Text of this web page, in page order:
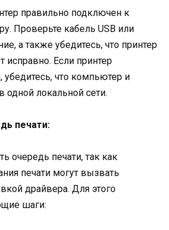
правильно подключен к
Проверьте кабель USB или
а также убедитесь, что принтер
исправно. Если принтер
убедитесь, что компьютер и
одной локальной сети.
печати:
очередь печати, так как
печати могут вызвать
драйвера. Для этого
шаги: